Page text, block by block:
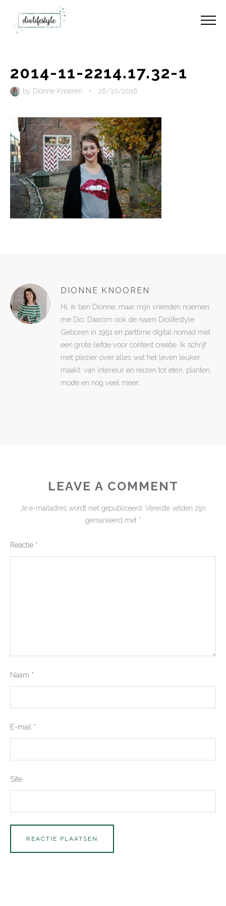
2014-11-2214.17.32-1
by Dionne Knooren • 26/10/2016
DIONNE KNOOREN
Hi, ik ben Dionne, maar mijn vrienden noemen
me Dio. Daarom ook de naam Diolifestyle.
Geboren in 1991 en parttime digital nomad met
een grote liefde voor content creatie. Ik schrijf
met plezier over alles wat het leven leuker
maakt: van interieur en reizen tot eten, planten,
mode en nog veel meer.
LEAVE A COMMENT
Je e-mailadres wordt niet gepubliceerd. Vereiste velden zijn
gemarkeerd met *
Reactie *
Naam *
E-mail *
Site